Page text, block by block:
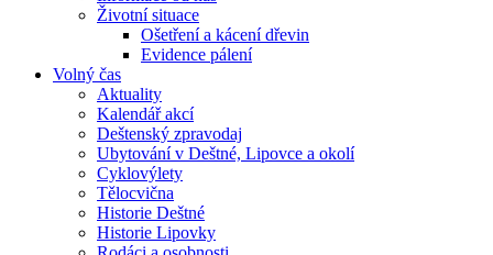
Životní situace
Ošetření a kácení dřevin
Evidence pálení
Volný čas
Aktuality
Kalendář akcí
Deštenský zpravodaj
Ubytování v Deštné, Lipovce a okolí
Cyklovýlety
Tělocvična
Historie Deštné
Historie Lipovky